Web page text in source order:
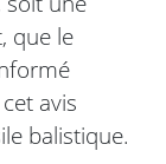
que le
avis
balistique.